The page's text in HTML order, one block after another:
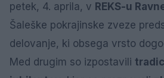
petek, 4. aprila, v REKS-u
Šaleške pokrajinske zveze
delovanje, ki obsega vrsto
Med drugim so izpostavili